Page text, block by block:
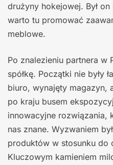
drużyny hokejowej. Był
warto tu promować
meblowe.
Po znalezieniu partnera w
spółkę. Początki nie były
biuro, wynajęty magazyn,
po kraju busem
innowacyjne rozwiązania,
nas znane. Wyzwaniem
produktów w stosunku do
Kluczowym kamieniem